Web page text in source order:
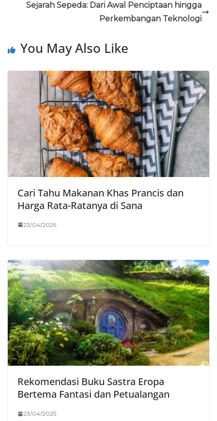
Sejarah Sepeda: Dari Awal Penciptaan hingga
Perkembangan Teknologi
You May Also Like
Cari Tahu Makanan Khas Prancis dan
Harga Rata-Ratanya di Sana
23/04/2025
Rekomendasi Buku Sastra Eropa
Bertema Fantasi dan Petualangan
23/04/2025